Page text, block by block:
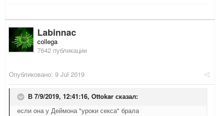
Labinnac
collega
7642 публикации
Опубликовано: 9 Jul 2019
В 7/9/2019, 12:41:16, Ottokar сказал:
если она у Деймона "уроки секса" брала